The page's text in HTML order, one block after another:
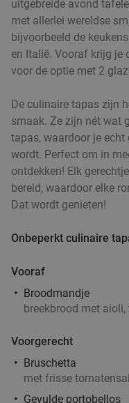
uitgebreide avond
met allerlei wereldse
bijvoorbeeld de
en Italië. Vooraf krijg je
voor de optie met 2
De culinaire tapas zijn
smaak. Ze zijn nét wat
tapas, waardoor je
wordt. Perfect om in
ontdekken! Elk
bereid, waardoor elke
Dat wordt genieten!
Onbeperkt culinaire
Vooraf
Broodmandje
breekbrood met
Voorgerecht
Bruschetta
met frisse
Gevulde portobellos